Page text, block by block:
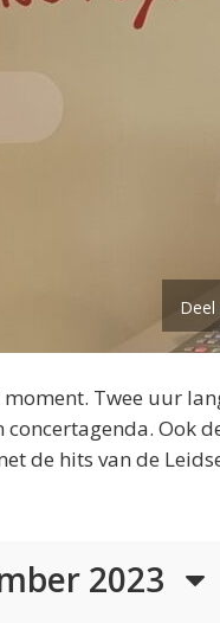
Twee uur
Ook
de hits van de
2023